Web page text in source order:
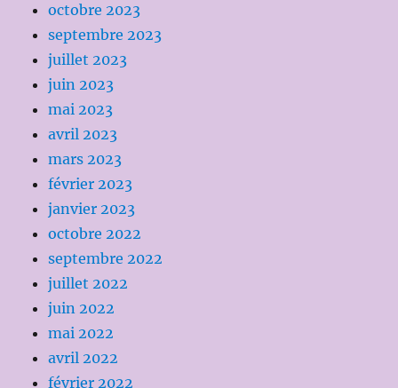
octobre 2023
septembre 2023
juillet 2023
juin 2023
mai 2023
avril 2023
mars 2023
février 2023
janvier 2023
octobre 2022
septembre 2022
juillet 2022
juin 2022
mai 2022
avril 2022
février 2022